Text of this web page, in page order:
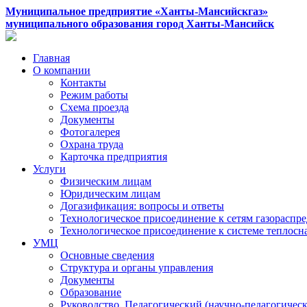
Муниципальное предприятие «Ханты-Мансийскгаз»
муниципального образования город Ханты-Мансийск
Главная
О компании
Контакты
Режим работы
Схема проезда
Документы
Фотогалерея
Охрана труда
Карточка предприятия
Услуги
Физическим лицам
Юридическим лицам
Догазификация: вопросы и ответы
Технологическое присоединение к сетям
Технологическое присоединение к системе
УМЦ
Основные сведения
Структура и органы управления
Документы
Образование
Руководство. Педагогический (научно-